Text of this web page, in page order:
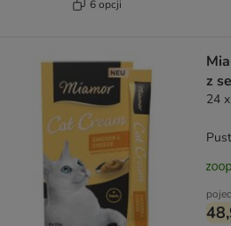
6 opcji
z
24